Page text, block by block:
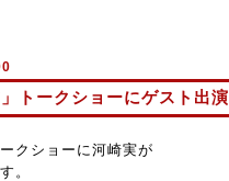
」トークショーにゲスト出演
クショーに河崎実が
。